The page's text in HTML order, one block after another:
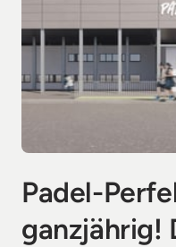
Padel-
ganzjährig!